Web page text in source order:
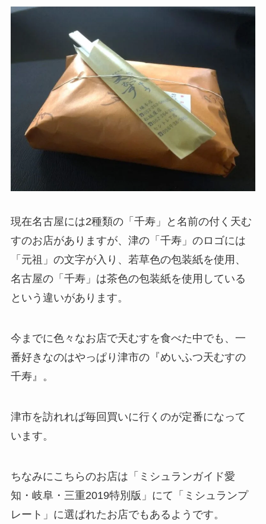
現在名古屋には2種類の「千寿」と名前の付く天む
すのお店がありますが、津の「千寿」のロゴには
「元祖」の文字が入り、若草色の包装紙を使用、
名古屋の「千寿」は茶色の包装紙を使用している
という違いがあります。
今までに色々なお店で天むすを食べた中でも、一
番好きなのはやっぱり津市の『めいふつ天むすの
千寿』。
津市を訪れれば毎回買いに行くのが定番になって
います。
ちなみにこちらのお店は「ミシュランガイド愛
知・岐阜・三重2019特別版」にて「ミシュランプ
レート」に選ばれたお店でもあるようです。